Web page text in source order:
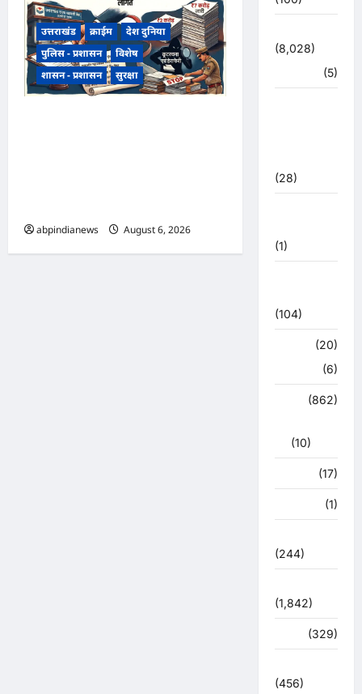
उत्तराखंड क्राईम
देश दुनिया
पुलिस - प्रशासन
विशेष
शासन - प्रशासन
सुरक्षा
abpindianews August 6, 2026
(8,028)
(5)
(28)
(1)
(104)
(20)
(6)
(862)
(10)
(17)
(1)
(244)
(1,842)
(329)
(456)